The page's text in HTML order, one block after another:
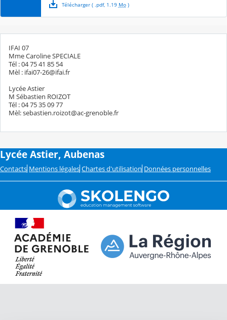
Télécharger( .pdf, 1.19 Mo)
IFAI 07
Mme Caroline SPECIALE
Tél : 04 75 41 85 54
Mèl : ifai07-26@ifai.fr
Lycée Astier
M Sébastien ROIZOT
Tél : 04 75 35 09 77
Mèl: sebastien.roizot@ac-grenoble.fr
Lycée Astier, Aubenas
Contacts Mentions légales Chartes d'utilisation Données personnelles